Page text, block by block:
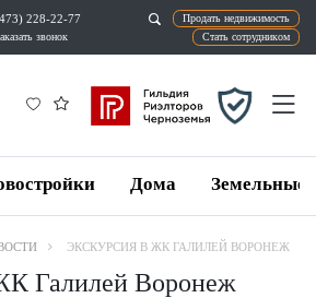
+7 (473) 228-22-77
Дома Земельные
ЭКСКУРСИЯ В ЖК ГАЛИЛЕЙ ВОРОНЕЖ
Галилей Воронеж